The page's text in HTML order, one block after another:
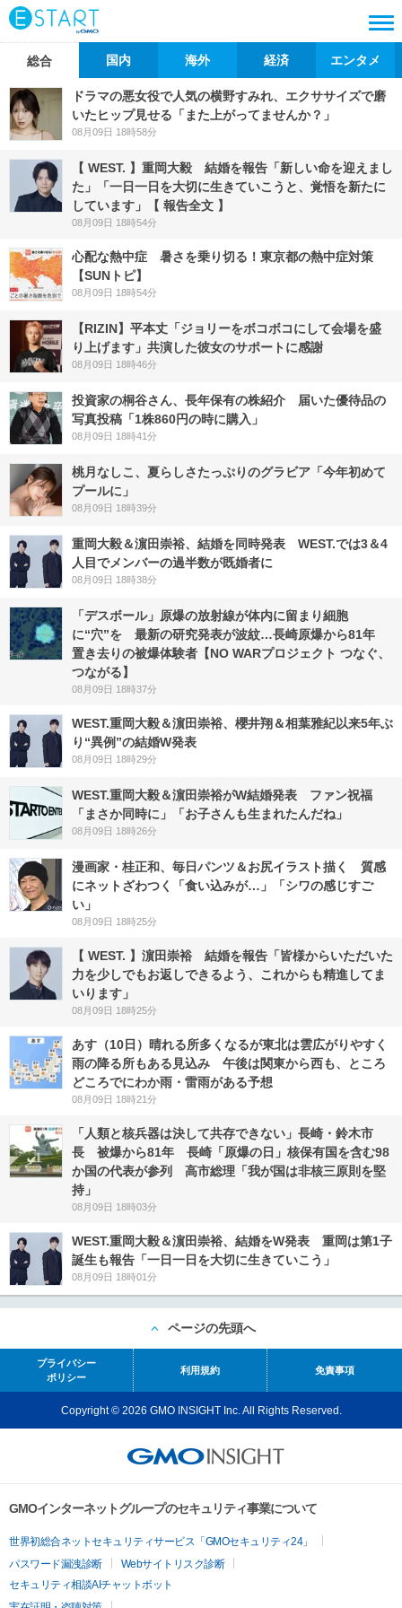
総合 国内 海外 経済 エンタメ
ドラマの悪女役で人気の横野すみれ、エクササイズで磨
いたヒップ見せる「また上がってませんか？」
08月09日 18時58分
【 WEST. 】重岡大毅 結婚を報告「新しい命を迎えまし
た」「一日一日を大切に生きていこうと、覚悟を新たに
しています」【 報告全文 】
08月09日 18時54分
心配な熱中症 暑さを乗り切る！東京都の熱中症対策
【SUNトピ】
08月09日 18時54分
【RIZIN】平本丈「ジョリーをボコボコにして会場を盛
り上げます」共演した彼女のサポートに感謝
08月09日 18時46分
投資家の桐谷さん、長年保有の株紹介 届いた優待品の
写真投稿「1株860円の時に購入」
08月09日 18時41分
桃月なしこ、夏らしさたっぷりのグラビア「今年初めて
プールに」
08月09日 18時39分
重岡大毅＆濵田崇裕、結婚を同時発表 WEST.では3＆4
人目でメンバーの過半数が既婚者に
08月09日 18時38分
「デスボール」原爆の放射線が体内に留まり細胞
に“穴”を 最新の研究発表が波紋…長崎原爆から81年
置き去りの被爆体験者【NO WARプロジェクト つなぐ、
つながる】
08月09日 18時37分
WEST.重岡大毅＆濵田崇裕、櫻井翔＆相葉雅紀以来5年ぶ
り“異例”の結婚W発表
08月09日 18時29分
WEST.重岡大毅＆濵田崇裕がW結婚発表 ファン祝福
「まさか同時に」「お子さんも生まれたんだね」
08月09日 18時26分
漫画家・桂正和、毎日パンツ＆お尻イラスト描く 質感
にネットざわつく「食い込みが…」「シワの感じすご
い」
08月09日 18時25分
【 WEST. 】濵田崇裕 結婚を報告「皆様からいただいた
力を少しでもお返しできるよう、これからも精進してま
いります」
08月09日 18時25分
あす（10日）晴れる所多くなるが東北は雲広がりやすく
雨の降る所もある見込み 午後は関東から西も、ところ
どころでにわか雨・雷雨がある予想
08月09日 18時21分
「人類と核兵器は決して共存できない」長崎・鈴木市
長 被爆から81年 長崎「原爆の日」核保有国を含む98
か国の代表が参列 高市総理「我が国は非核三原則を堅
持」
08月09日 18時03分
WEST.重岡大毅＆濵田崇裕、結婚をW発表 重岡は第1子
誕生も報告「一日一日を大切に生きていこう」
08月09日 18時01分
ページの先頭へ
プライバシー
ポリシー
利用規約 免責事項
Copyright © 2026 GMO INSIGHT Inc. All Rights Reserved.
GMOインターネットグループのセキュリティ事業について
世界初総合ネットセキュリティサービス「GMOセキュリティ24」
パスワード漏洩診断
Webサイトリスク診断
セキュリティ相談AIチャットボット